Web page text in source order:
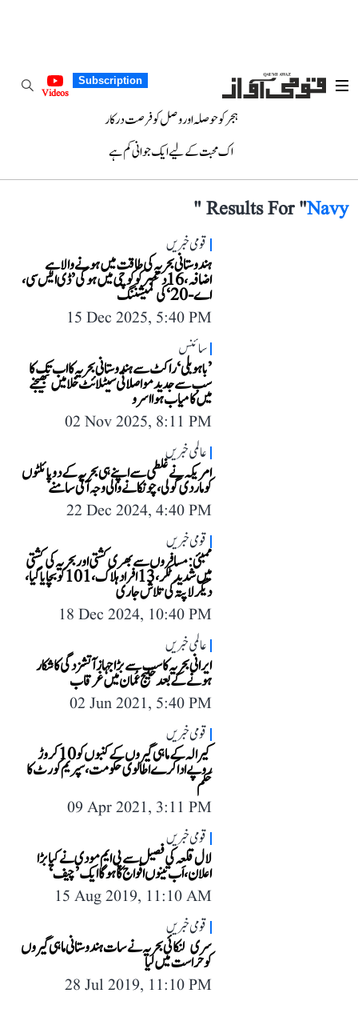
Subscription
Videos
ہجر کو حوصلہ اور وصل کو فرصت درکار
اک محبت کے لیے ایک جوانی کم ہے
Results For "Navy
"
قومی خبریں
ہندوستانی بحریہ کی طاقت میں ہونے والا ہے
اضافہ، 16 دسمبر کو کوچی میں ہوگی ’ڈی ایس سی،
اے-20‘ کی کمیشننگ
15 Dec 2025, 5:40 PM
سائنس
’باہوبلی‘ راکٹ سے ہندوستانی بحریہ کا اب تک کا
سب سے جدید مواصلاتی سیٹلائٹ خلا میں بھیجنے
میں کامیاب ہوا اسرو
02 Nov 2025, 8:11 PM
عالمی خبریں
امریکہ نے غلطی سے اپنے ہی بحریہ کے دو پائلٹوں
کو مار دی گولی، چونکانے والی وجہ آئی سامنے
22 Dec 2024, 4:40 PM
قومی خبریں
ممبئی: مسافروں سے بھری کشتی اور بحریہ کی کشتی
میں شدید ٹکر، 13 افراد ہلاک، 101 کو بچایا گیا،
دیگر لاپتہ کی تلاش جاری
18 Dec 2024, 10:40 PM
عالمی خبریں
ایرانی بحریہ کا سب سے بڑا جہاز آتشزدگی کا شکار
ہونے کے بعد خلیج عُمان میں غرقاب
02 Jun 2021, 5:40 PM
قومی خبریں
کیرالہ کے ماہی گیروں کے کنبوں کو 10 کروڑ
روپے ادا کرے اطالوی حکومت، سپریم کورٹ کا
حکم
09 Apr 2021, 3:11 PM
قومی خبریں
لال قلعہ کی فصیل سے پی ایم مودی نے کیا بڑا
اعلان، اَب تینوں افواج کا ہوگا ایک ’چیف‘
15 Aug 2019, 11:10 AM
قومی خبریں
سری لنکائی بحریہ نے سات ہندوستانی ماہی گیروں
کو حراست میں لیا
28 Jul 2019, 11:10 PM